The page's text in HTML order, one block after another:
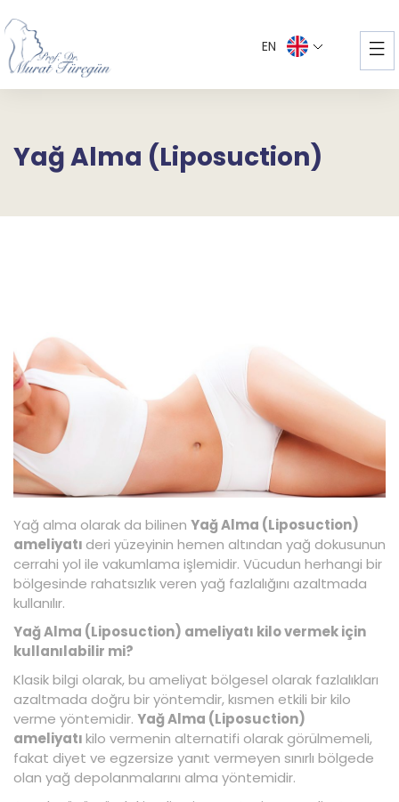
EN
Yağ Alma (Liposuction)
Yağ alma olarak da bilinen Yağ Alma (Liposuction)
ameliyatı deri yüzeyinin hemen altından yağ dokusunun
cerrahi yol ile vakumlama işlemidir. Vücudun herhangi bir
bölgesinde rahatsızlık veren yağ fazlalığını azaltmada
kullanılır.
Yağ Alma (Liposuction) ameliyatı kilo vermek için
kullanılabilir mi?
Klasik bilgi olarak, bu ameliyat bölgesel olarak fazlalıkları
azaltmada doğru bir yöntemdir, kısmen etkili bir kilo
verme yöntemidir. Yağ Alma (Liposuction)
ameliyatıkilo vermenin alternatifi olarak görülmemeli,
fakat diyet ve egzersize yanıt vermeyen sınırlı bölgede
olan yağ depolanmalarını alma yöntemidir.